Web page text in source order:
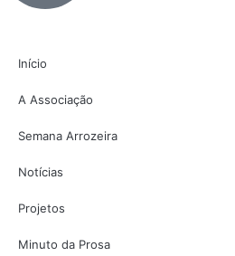
Início
A Associação
Semana Arrozeira
Notícias
Projetos
Minuto da Prosa